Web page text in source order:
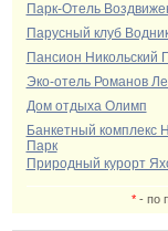
Парк-Отель
Парусный клуб
Пансион Никольский
Эко-отель Романов
Дом отдыха Олимп
Банкетный комплекс
Парк
Природный курорт
*- по